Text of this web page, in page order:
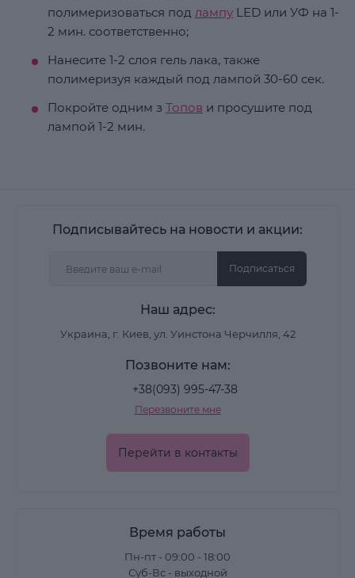
полимеризоваться под лампу LED или УФ на 1-
2 мин. соответственно;
Нанесите 1-2 слоя гель лака, также
полимеризуя каждый под лампой 30-60 сек.
Покройте одним з Топов и просушите под
лампой 1-2 мин.
Подписывайтесь на новости и акции:
Подписаться
Наш адрес:
Украина, г. Киев, ул. Уинстона Черчилля, 42
Позвоните нам:
+38(093) 995-47-38
Перезвоните мне
Перейти в контакты
Время работы
Пн-пт - 09:00 - 18:00
Суб-Вс - выходной